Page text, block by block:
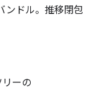
ンドル。推移閉包
ーの